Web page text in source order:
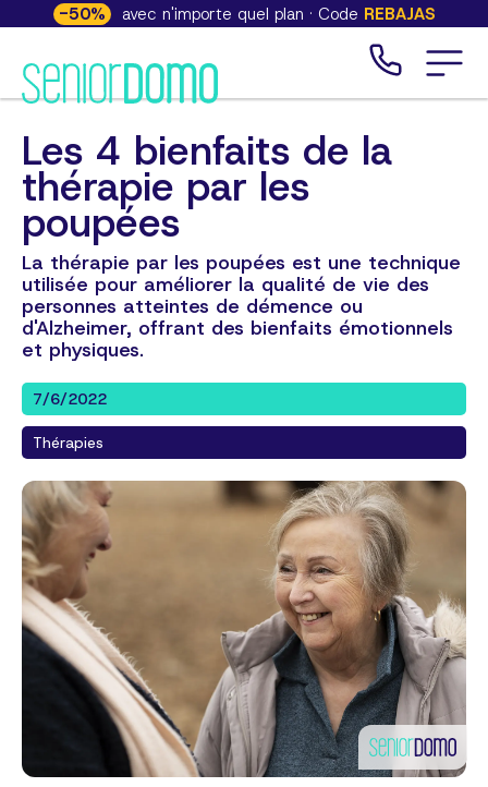
-50% avec n'importe quel plan · Code REBAJAS
Les 4 bienfaits de la
thérapie par les
poupées
La thérapie par les poupées est une technique
utilisée pour améliorer la qualité de vie des
personnes atteintes de démence ou
d'Alzheimer, offrant des bienfaits émotionnels
et physiques.
7/6/2022
Thérapies